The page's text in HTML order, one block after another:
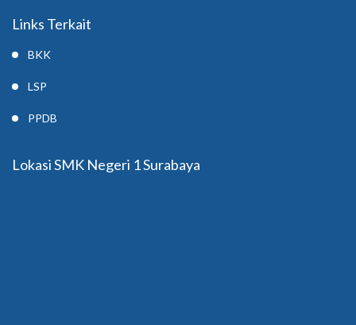
Links Terkait
BKK
LSP
PPDB
Lokasi SMK Negeri 1 Surabaya